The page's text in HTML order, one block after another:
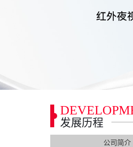
发展历程
公司简介